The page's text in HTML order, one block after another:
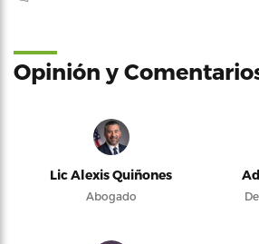
Opinión y
Lic Alexis Quiñones
Abogado